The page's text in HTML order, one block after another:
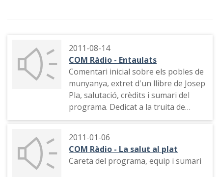
2011-08-14
COM Ràdio - Entaulats
Comentari inicial sobre els pobles de
munyanya, extret d'un llibre de Josep
Pla, salutació, crèdits i sumari del
programa. Dedicat a la truita de
muntanya i els paisatges del Pallars
2011-01-06
COM Ràdio - La salut al plat
Careta del programa, equip i sumari